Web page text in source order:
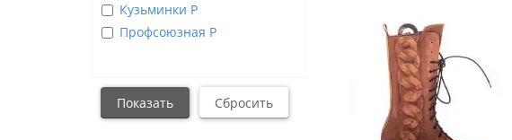
Кузьминки Р
Профсоюзная Р